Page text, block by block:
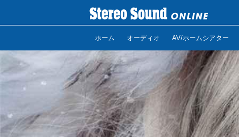
ホーム オーディオ AV/ホームシアター